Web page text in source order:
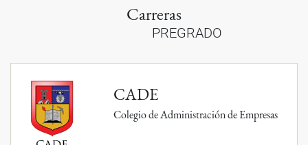
Carreras
PREGRADO
CADE
Colegio de Administración de Empresas